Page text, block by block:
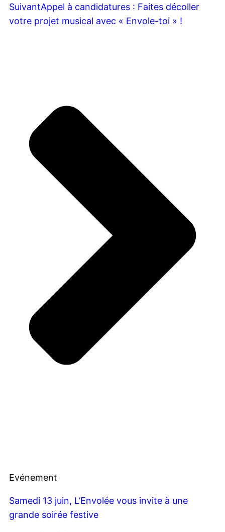
SuivantAppel à candidatures : Faites décoller
votre projet musical avec « Envole-toi » !
Evénement
Samedi 13 juin, L’Envolée vous invite à une
grande soirée festive